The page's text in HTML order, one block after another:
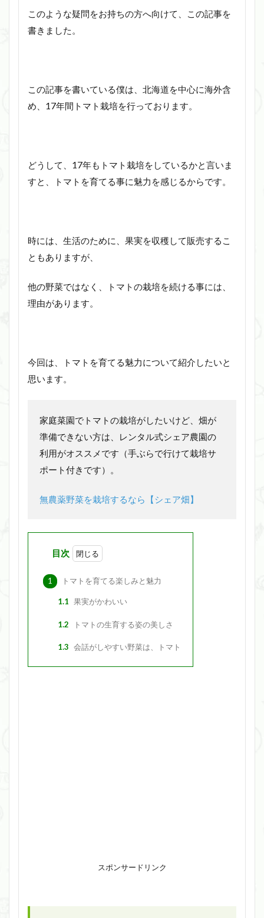
このような疑問をお持ちの方へ向けて、この記事を
書きました。
この記事を書いている僕は、北海道を中心に海外含
め、17年間トマト栽培を行っております。
どうして、17年もトマト栽培をしているかと言いま
すと、トマトを育てる事に魅力を感じるからです。
時には、生活のために、果実を収穫して販売するこ
ともありますが、
他の野菜ではなく、トマトの栽培を続ける事には、
理由があります。
今回は、トマトを育てる魅力について紹介したいと
思います。
家庭菜園でトマトの栽培がしたいけど、畑が
準備できない方は、レンタル式シェア農園の
利用がオススメです（手ぶらで行けて栽培サ
ポート付きです）。
無農薬野菜を栽培するなら【シェア畑】
目次
1 トマトを育てる楽しみと魅力
1.1 果実がかわいい
1.2 トマトの生育する姿の美しさ
1.3 会話がしやすい野菜は、トマト
スポンサードリンク